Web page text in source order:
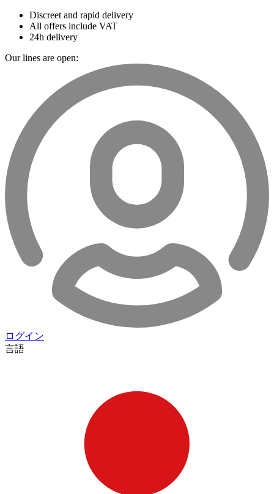
Discreet and rapid delivery
All offers include VAT
24h delivery
Our lines are open:
ログイン
言語